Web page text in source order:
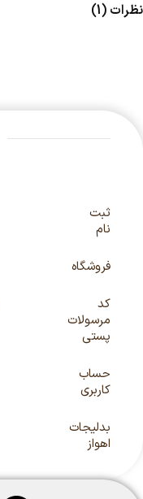
نظرات (1)
ثبت
نام
فروشگاه
کد
مرسولات
پستی
حساب
کاربری
بدلیجات
اهواز